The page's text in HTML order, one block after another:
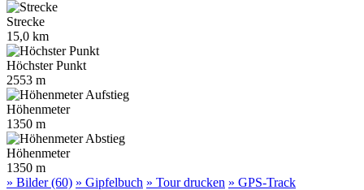
Strecke
15,0 km
Höchster Punkt
2553 m
Höhenmeter
1350 m
Höhenmeter
1350 m
» Bilder (60) » Gipfelbuch » Tour drucken » GPS-Track